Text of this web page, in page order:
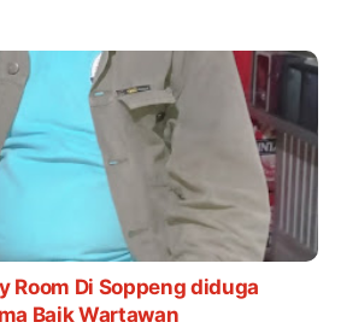
Room Di Soppeng diduga
Baik Wartawan